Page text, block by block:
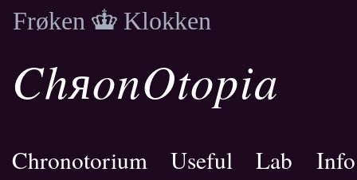
Frøken Klokken
ChяonOtopia
Chronotorium Useful Lab Info